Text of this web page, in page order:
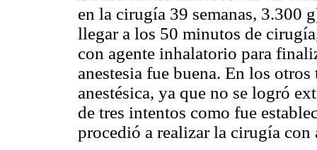
en la cirugía 39 semanas, 3.300
llegar a los 50 minutos de
con agente inhalatorio para
anestesia fue buena. En los
anestésica, ya que no se logró
de tres intentos como fue
procedió a realizar la cirugía con